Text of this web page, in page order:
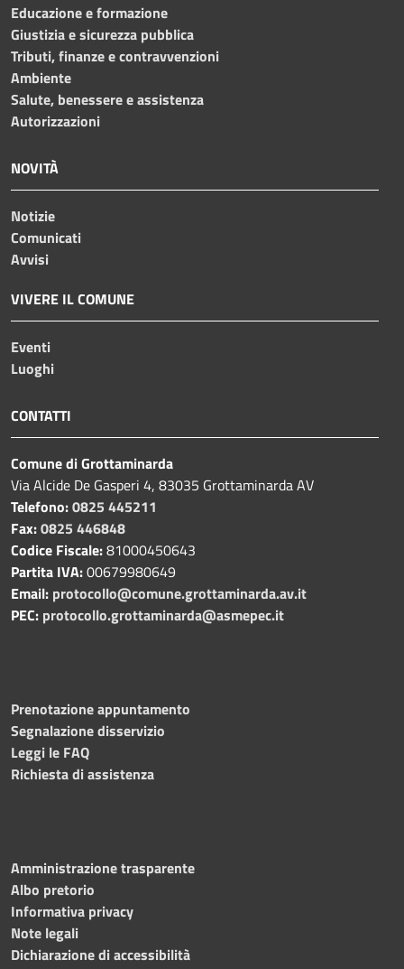
Educazione e formazione
Giustizia e sicurezza pubblica
Tributi, finanze e contravvenzioni
Ambiente
Salute, benessere e assistenza
Autorizzazioni
NOVITÀ
Notizie
Comunicati
Avvisi
VIVERE IL COMUNE
Eventi
Luoghi
CONTATTI
Comune di Grottaminarda
Via Alcide De Gasperi 4, 83035 Grottaminarda AV
Telefono:0825 445211
Fax:0825 446848
Codice Fiscale:81000450643
Partita IVA:00679980649
Email: protocollo@comune.grottaminarda.av.it
PEC: protocollo.grottaminarda@asmepec.it
Prenotazione appuntamento
Segnalazione disservizio
Leggi le FAQ
Richiesta di assistenza
Amministrazione trasparente
Albo pretorio
Informativa privacy
Note legali
Dichiarazione di accessibilità